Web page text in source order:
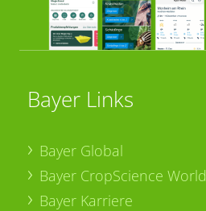
Bayer Links
Bayer Global
Bayer CropScience World
Bayer Karriere